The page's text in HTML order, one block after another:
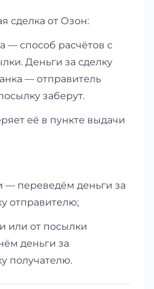
сделка от Озон:
— способ расчётов с
Деньги за сделку
— отправитель
заберут.
её в пункте выдачи
— переведём деньги за
отправителю;
или от посылки
деньги за
получателю.